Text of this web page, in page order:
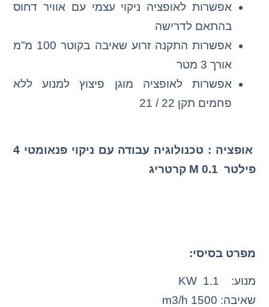
אפשרות לאופציה ניקוי עצמי עם אוויר דחוס
בהתאם לדרישה
אפשרות התקנה זרוע שאיבה בקוטר 100 מ”מ
אורך 3 מטר
אפשרות לאופציה מוגן פיצוץ למנוע ללא
פחמים תקן 22 / 21
אופציה : טכנולוגיה עבודה עם ניקוי פנאומטי 4
פילטר M 0.1 קרטריג
מפרט בסיסי:
מנוע: 1.1 KW
שאיבה: 1500 m3/h